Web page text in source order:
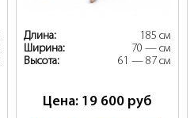
Длина:
185 см
Ширина:
70 — см
Высота:
61 — 87 см
Цена: 19 600 руб